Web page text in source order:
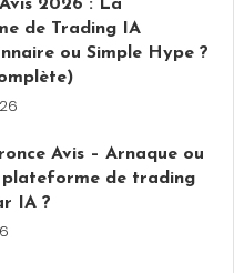
2026 : La
de Trading IA
ou Simple Hype ?
Avis – Arnaque ou
de trading
IA ?